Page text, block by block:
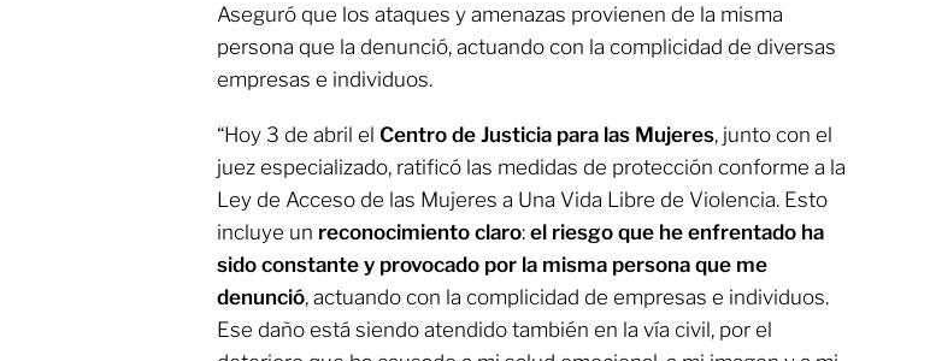
Aseguró que los ataques y amenazas provienen de la misma
persona que la denunció, actuando con la complicidad de diversas
empresas e individuos.
“Hoy 3 de abril el Centro de Justicia para las Mujeres, junto con el
juez especializado, ratificó las medidas de protección conforme a la
Ley de Acceso de las Mujeres a Una Vida Libre de Violencia. Esto
incluye un reconocimiento claro: el riesgo que he enfrentado ha
sido constante y provocado por la misma persona que me
denunció, actuando con la complicidad de empresas e individuos.
Ese daño está siendo atendido también en la vía civil, por el